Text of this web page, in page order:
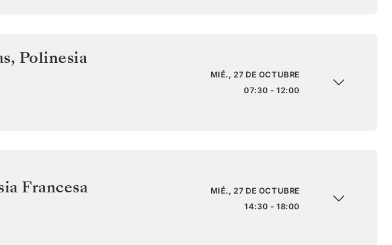
, Polinesia
MIÉ., 27 DE OCTUBRE
07:30 - 12:00
Francesa
MIÉ., 27 DE OCTUBRE
14:30 - 18:00